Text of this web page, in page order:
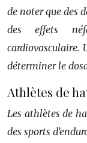
de noter que des
des effets
cardiovasculaire.
déterminer le
Athlètes de
Les athlètes de
des sports